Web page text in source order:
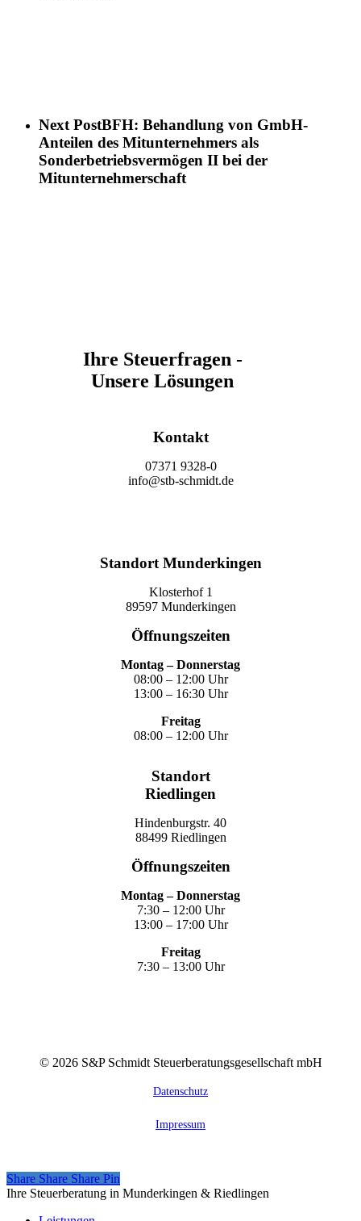
Next PostBFH: Behandlung von GmbH-
Anteilen des Mitunternehmers als
Sonderbetriebsvermögen II bei der
Mitunternehmerschaft
Ihre Steuerfragen -
Unsere Lösungen
Kontakt
07371 9328-0
info@stb-schmidt.de
Standort Munderkingen
Klosterhof 1
89597 Munderkingen
Öffnungszeiten
Montag – Donnerstag
08:00 – 12:00 Uhr
13:00 – 16:30 Uhr
Freitag
08:00 – 12:00 Uhr
Standort
Riedlingen
Hindenburgstr. 40
88499 Riedlingen
Öffnungszeiten
Montag – Donnerstag
7:30 – 12:00 Uhr
13:00 – 17:00 Uhr
Freitag
7:30 – 13:00 Uhr
© 2026S&P Schmidt Steuerberatungsgesellschaft mbH
Datenschutz
Impressum
Share
Share Share Share Pin
Close
Ihre Steuerberatung in Munderkingen & Riedlingen